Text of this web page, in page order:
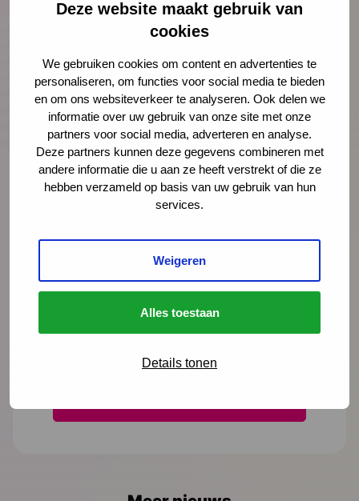
Deze website maakt gebruik van
cookies
We gebruiken cookies om content en advertenties te
personaliseren, om functies voor social media te bieden
en om ons websiteverkeer te analyseren. Ook delen we
informatie over uw gebruik van onze site met onze
partners voor social media, adverteren en analyse.
Deze partners kunnen deze gegevens combineren met
andere informatie die u aan ze heeft verstrekt of die ze
hebben verzameld op basis van uw gebruik van hun
services.
Weigeren
Alles toestaan
Details tonen
Organisatie